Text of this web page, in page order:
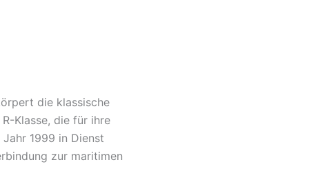
die klassische
Klasse, die für ihre
1999 in Dienst
zur maritimen